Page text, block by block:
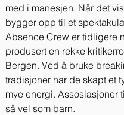
med i manesjen. Når det
bygger opp til et
Absence Crew er tidligere
produsert en rekke
Bergen. Ved å bruke
tradisjoner har de skapt et
mye energi. Assosiasjoner
så vel som barn.